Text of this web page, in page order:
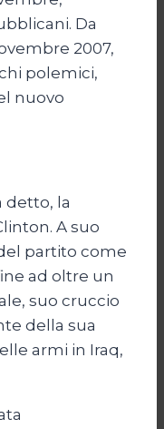
Da
2007,
polemici,
nuovo
detto, la
A suo
partito come
ad oltre un
suo cruccio
della sua
armi in Iraq,